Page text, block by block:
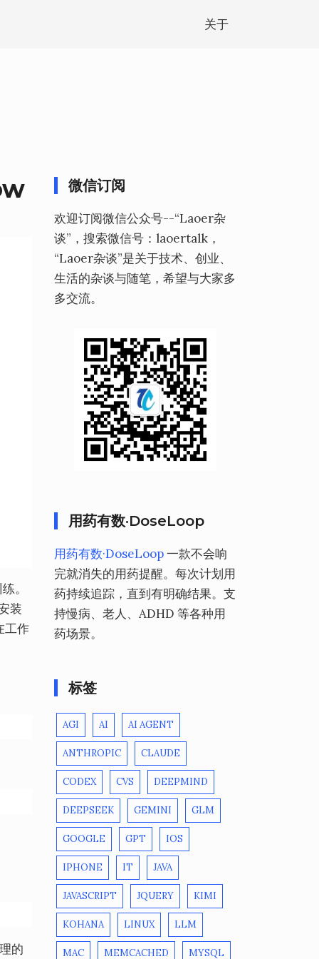
关于
。
装
工作
的
微信订阅
欢迎订阅微信公众号--“Laoer杂
谈”，搜索微信号：laoertalk，
“Laoer杂谈”是关于技术、创业、
生活的杂谈与随笔，希望与大家多
多交流。
用药有数·DoseLoop
用药有数·DoseLoop一款不会响
完就消失的用药提醒。每次计划用
药持续追踪，直到有明确结果。支
持慢病、老人、ADHD 等各种用
药场景。
标签
AGI AI AI AGENT
ANTHROPIC CLAUDE
CODEX CVS DEEPMIND
DEEPSEEK GEMINI GLM
GOOGLE GPT IOS
IPHONE IT JAVA
JAVASCRIPT JQUERY KIMI
KOHANA LINUX LLM
MAC MEMCACHED MYSQL